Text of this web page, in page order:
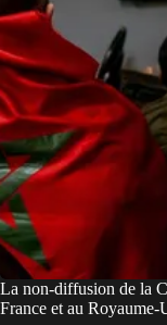
La non-diffusion de la
France et au Royaume-